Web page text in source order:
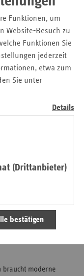
Funktionen, um
Website-Besuch zu
Funktionen Sie
jederzeit
etwa zum
Sie unter
Details
(Drittanbieter)
bestätigen
der Ersatzkassen
und genutzt
Nurses“ zu
Fachkräfte
auf, die
wird nach
der
werden in
gemäß § 64d SGB
Entlastung der
braucht moderne